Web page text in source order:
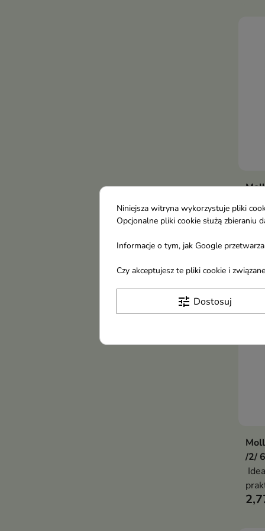
do
/2/
do
Niniejsza witryna wykorzystuje pliki
Opcjonalne pliki cookie służą
Informacje o tym, jak Google
Czy akceptujesz te pliki cookie i
tune Dostosuj